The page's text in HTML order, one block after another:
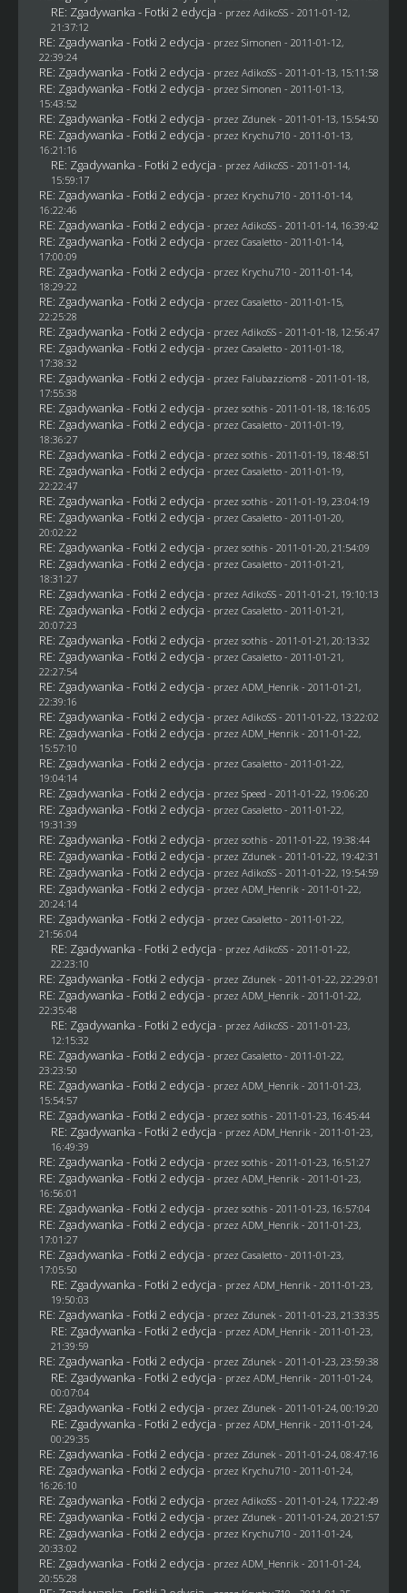
RE: Zgadywanka - Fotki 2 edycja - przez AdikoSS - 2011-01-12,
21:37:12
RE: Zgadywanka - Fotki 2 edycja - przez Simonen - 2011-01-12,
22:39:24
RE: Zgadywanka - Fotki 2 edycja - przez AdikoSS - 2011-01-13, 15:11:58
RE: Zgadywanka - Fotki 2 edycja - przez Simonen - 2011-01-13,
15:43:52
RE: Zgadywanka - Fotki 2 edycja - przez Zdunek - 2011-01-13, 15:54:50
RE: Zgadywanka - Fotki 2 edycja - przez Krychu710 - 2011-01-13,
16:21:16
RE: Zgadywanka - Fotki 2 edycja - przez AdikoSS - 2011-01-14,
15:59:17
RE: Zgadywanka - Fotki 2 edycja - przez Krychu710 - 2011-01-14,
16:22:46
RE: Zgadywanka - Fotki 2 edycja - przez AdikoSS - 2011-01-14, 16:39:42
RE: Zgadywanka - Fotki 2 edycja - przez Casaletto- 2011-01-14,
17:00:09
RE: Zgadywanka - Fotki 2 edycja - przez Krychu710 - 2011-01-14,
18:29:22
RE: Zgadywanka - Fotki 2 edycja - przez Casaletto- 2011-01-15,
22:25:28
RE: Zgadywanka - Fotki 2 edycja - przez AdikoSS - 2011-01-18, 12:56:47
RE: Zgadywanka - Fotki 2 edycja - przez Casaletto- 2011-01-18,
17:38:32
RE: Zgadywanka - Fotki 2 edycja - przez Falubazziom8 - 2011-01-18,
17:55:38
RE: Zgadywanka - Fotki 2 edycja - przez sothis- 2011-01-18, 18:16:05
RE: Zgadywanka - Fotki 2 edycja - przez Casaletto- 2011-01-19,
18:36:27
RE: Zgadywanka - Fotki 2 edycja - przez sothis- 2011-01-19, 18:48:51
RE: Zgadywanka - Fotki 2 edycja - przez Casaletto- 2011-01-19,
22:22:47
RE: Zgadywanka - Fotki 2 edycja - przez sothis- 2011-01-19, 23:04:19
RE: Zgadywanka - Fotki 2 edycja - przez Casaletto- 2011-01-20,
20:02:22
RE: Zgadywanka - Fotki 2 edycja - przez sothis- 2011-01-20, 21:54:09
RE: Zgadywanka - Fotki 2 edycja - przez Casaletto- 2011-01-21,
18:31:27
RE: Zgadywanka - Fotki 2 edycja - przez AdikoSS - 2011-01-21, 19:10:13
RE: Zgadywanka - Fotki 2 edycja - przez Casaletto- 2011-01-21,
20:07:23
RE: Zgadywanka - Fotki 2 edycja - przez sothis- 2011-01-21, 20:13:32
RE: Zgadywanka - Fotki 2 edycja - przez Casaletto- 2011-01-21,
22:27:54
RE: Zgadywanka - Fotki 2 edycja - przez ADM_Henrik - 2011-01-21,
22:39:16
RE: Zgadywanka - Fotki 2 edycja - przez AdikoSS - 2011-01-22, 13:22:02
RE: Zgadywanka - Fotki 2 edycja - przez ADM_Henrik - 2011-01-22,
15:57:10
RE: Zgadywanka - Fotki 2 edycja - przez Casaletto- 2011-01-22,
19:04:14
RE: Zgadywanka - Fotki 2 edycja - przez Speed - 2011-01-22, 19:06:20
RE: Zgadywanka - Fotki 2 edycja - przez Casaletto- 2011-01-22,
19:31:39
RE: Zgadywanka - Fotki 2 edycja - przez sothis- 2011-01-22, 19:38:44
RE: Zgadywanka - Fotki 2 edycja - przez Zdunek - 2011-01-22, 19:42:31
RE: Zgadywanka - Fotki 2 edycja - przez AdikoSS - 2011-01-22, 19:54:59
RE: Zgadywanka - Fotki 2 edycja - przez ADM_Henrik - 2011-01-22,
20:24:14
RE: Zgadywanka - Fotki 2 edycja - przez Casaletto- 2011-01-22,
21:56:04
RE: Zgadywanka - Fotki 2 edycja - przez AdikoSS - 2011-01-22,
22:23:10
RE: Zgadywanka - Fotki 2 edycja - przez Zdunek - 2011-01-22, 22:29:01
RE: Zgadywanka - Fotki 2 edycja - przez ADM_Henrik - 2011-01-22,
22:35:48
RE: Zgadywanka - Fotki 2 edycja - przez AdikoSS - 2011-01-23,
12:15:32
RE: Zgadywanka - Fotki 2 edycja - przez Casaletto- 2011-01-22,
23:23:50
RE: Zgadywanka - Fotki 2 edycja - przez ADM_Henrik - 2011-01-23,
15:54:57
RE: Zgadywanka - Fotki 2 edycja - przez sothis- 2011-01-23, 16:45:44
RE: Zgadywanka - Fotki 2 edycja - przez ADM_Henrik - 2011-01-23,
16:49:39
RE: Zgadywanka - Fotki 2 edycja - przez sothis- 2011-01-23, 16:51:27
RE: Zgadywanka - Fotki 2 edycja - przez ADM_Henrik - 2011-01-23,
16:56:01
RE: Zgadywanka - Fotki 2 edycja - przez sothis- 2011-01-23, 16:57:04
RE: Zgadywanka - Fotki 2 edycja - przez ADM_Henrik - 2011-01-23,
17:01:27
RE: Zgadywanka - Fotki 2 edycja - przez Casaletto- 2011-01-23,
17:05:50
RE: Zgadywanka - Fotki 2 edycja - przez ADM_Henrik - 2011-01-23,
19:50:03
RE: Zgadywanka - Fotki 2 edycja - przez Zdunek - 2011-01-23, 21:33:35
RE: Zgadywanka - Fotki 2 edycja - przez ADM_Henrik - 2011-01-23,
21:39:59
RE: Zgadywanka - Fotki 2 edycja - przez Zdunek - 2011-01-23, 23:59:38
RE: Zgadywanka - Fotki 2 edycja - przez ADM_Henrik - 2011-01-24,
00:07:04
RE: Zgadywanka - Fotki 2 edycja - przez Zdunek - 2011-01-24, 00:19:20
RE: Zgadywanka - Fotki 2 edycja - przez ADM_Henrik - 2011-01-24,
00:29:35
RE: Zgadywanka - Fotki 2 edycja - przez Zdunek - 2011-01-24, 08:47:16
RE: Zgadywanka - Fotki 2 edycja - przez Krychu710 - 2011-01-24,
16:26:10
RE: Zgadywanka - Fotki 2 edycja - przez AdikoSS - 2011-01-24, 17:22:49
RE: Zgadywanka - Fotki 2 edycja - przez Zdunek - 2011-01-24, 20:21:57
RE: Zgadywanka - Fotki 2 edycja - przez Krychu710 - 2011-01-24,
20:33:02
RE: Zgadywanka - Fotki 2 edycja - przez ADM_Henrik - 2011-01-24,
20:55:28